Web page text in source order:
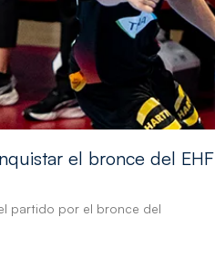
el bronce del EHF
partido por el bronce del